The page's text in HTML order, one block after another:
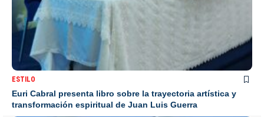
ESTILO
Euri Cabral presenta libro sobre la trayectoria artística y
transformación espiritual de Juan Luis Guerra